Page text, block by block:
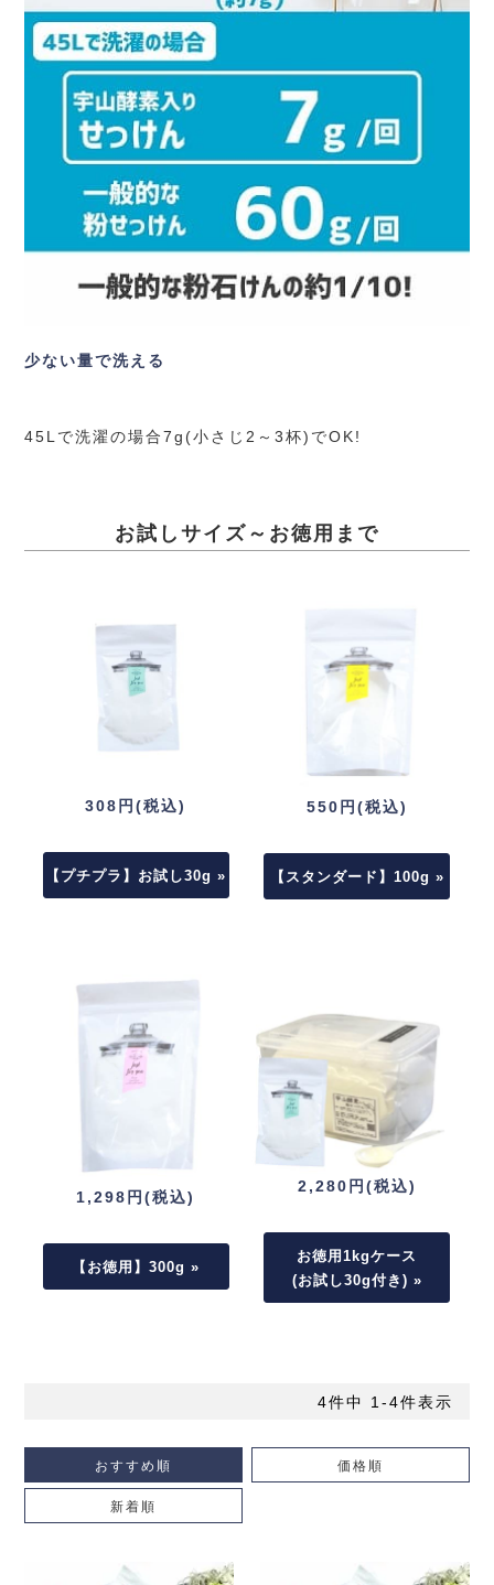
少ない量で洗える
45Lで洗濯の場合7g(小さじ2～3杯)でOK!
お試しサイズ～お徳用まで
308円(税込)
【プチプラ】お試し30g »
550円(税込)
【スタンダード】100g »
1,298円(税込)
【お徳用】300g »
2,280円(税込)
お徳用1kgケース
(お試し30g付き) »
おすすめ順 価格順
新着順
4件中 1 -4件表示